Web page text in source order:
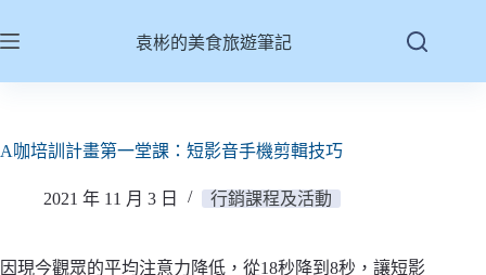
至
容
袁彬的美食旅遊筆記
A咖培訓計畫第一堂課：短影音手機剪輯技巧
2021 年 11 月 3 日 行銷課程及活動
因現今觀眾的平均注意力降低，從18秒降到8秒，讓短影